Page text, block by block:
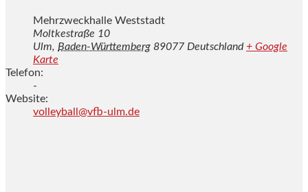
Mehrzweckhalle Weststadt
Moltkestraße 10
Ulm, Baden-Württemberg 89077 Deutschland + Google
Karte
Telefon:
-
Website:
volleyball@vfb-ulm.de